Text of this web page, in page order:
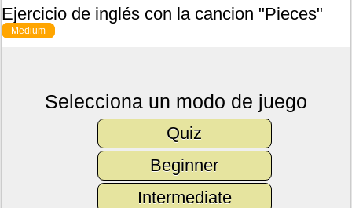
Ejercicio de inglés con la cancion "Pieces"
Medium
Selecciona un modo de juego
Quiz
Beginner
Intermediate